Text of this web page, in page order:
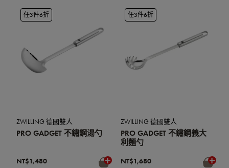
任3件6折
ZWILLING 德國雙人
PRO GADGET 不鏽鋼湯勺
NT$1,480
任3件6折
ZWILLING 德國雙人
PRO GADGET 不鏽鋼義大
利麵勺
NT$1,680